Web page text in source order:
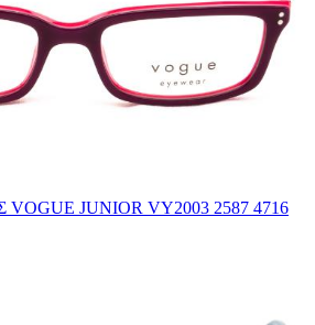
JUNIOR VY2003 2587 4716